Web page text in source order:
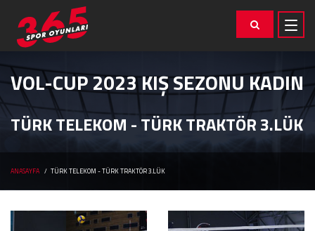
VOL-CUP 2023 KIŞ SEZONU KADIN
TÜRK TELEKOM - TÜRK TRAKTÖR 3.LÜK
ANASAYFA TÜRK TELEKOM - TÜRK TRAKTÖR 3.LÜK